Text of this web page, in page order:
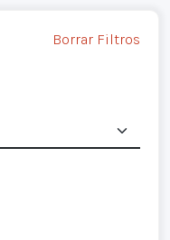
Borrar Filtros